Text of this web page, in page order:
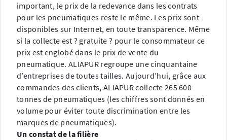
important, le prix de la redevance dans les contrats
pour les pneumatiques reste le même. Les prix sont
disponibles sur Internet, en toute transparence. Même
si la collecte est ? gratuite ? pour le consommateur ce
prix est englobé dans le prix de vente du
pneumatique. ALIAPUR regroupe une cinquantaine
d’entreprises de toutes tailles. Aujourd’hui, grâce aux
commandes des clients, ALIAPUR collecte 265 600
tonnes de pneumatiques (les chiffres sont donnés en
volume pour éviter toute discrimination entre les
marques de pneumatiques).
Un constat de la filière